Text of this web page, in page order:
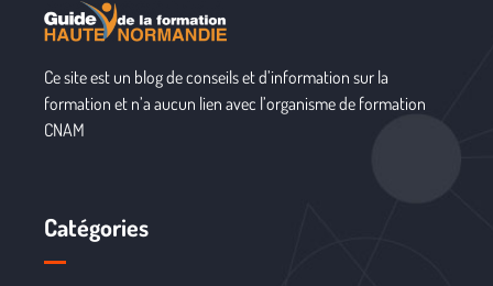
Ce site est un blog de conseils et d’information sur la
formation et n’a aucun lien avec l’organisme de formation
CNAM
Catégories